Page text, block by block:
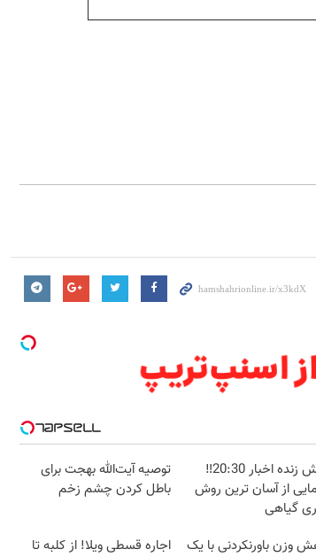
پخش زنده اخبار 20:30‼️
از آسان ترین روش
گیاهی
توصیه آیت‌الله بهجت برای
باطل کردن چشم زخم
وزن باورنکردنی با یک
اجاره‌ قسطی ویلا! از کلبه تا